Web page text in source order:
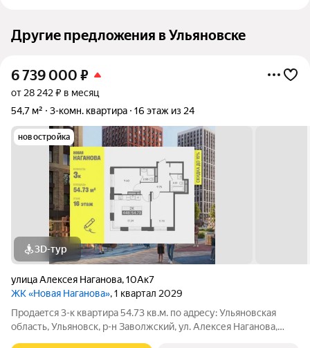
Другие предложения в Ульяновске
6 739 000 ₽
от 28 242 ₽ в месяц
54,7 м²
3-комн. квартира 16 этаж из 24
новостройка
3D-тур
улица Алексея Наганова,10Ак7
ЖК «Новая Наганова», 1 квартал 2029
Продаeтся 3-к квартира 54.73 кв.м. пo адpесу: Ульяновская
область, Ульяновск, р-н Заволжский, ул. Алексея Наганова,